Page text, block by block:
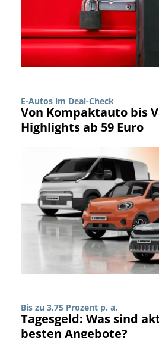
E-Autos im Deal-Check
Von Kompaktauto bis
Highlights ab 59 Euro
Bis zu 3,75 Prozent p. a.
Tagesgeld: Was sind
besten Angebote?